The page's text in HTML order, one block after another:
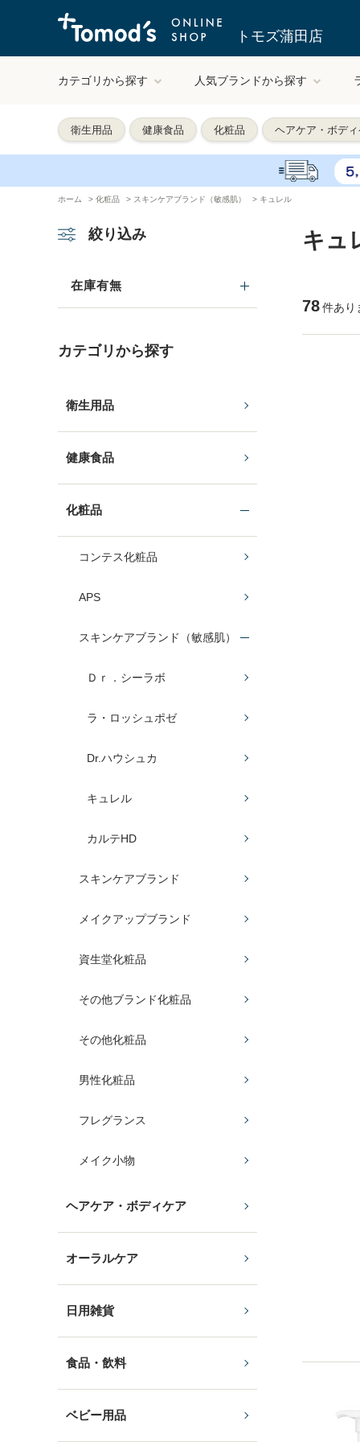
トモズ蒲田店
カテゴリから探す 人気ブランドから探す
衛生用品 健康食品 化粧品 ヘアケア・ボデ
ホーム > 化粧品 > スキンケアブランド（敏感肌） > キュレル
絞り込み
在庫有無
カテゴリから探す
衛生用品
健康食品
化粧品
コンテス化粧品
APS
スキンケアブランド（敏感肌）
Ｄｒ．シーラボ
ラ・ロッシュポゼ
Dr.ハウシュカ
キュレル
カルテHD
スキンケアブランド
メイクアップブランド
資生堂化粧品
その他ブランド化粧品
その他化粧品
男性化粧品
フレグランス
メイク小物
ヘアケア・ボディケア
オーラルケア
日用雑貨
食品・飲料
ベビー用品
キュ
78件あり